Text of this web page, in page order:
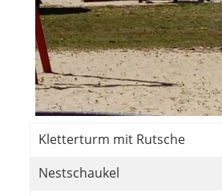
Kletterturm mit Rutsche
Nestschaukel